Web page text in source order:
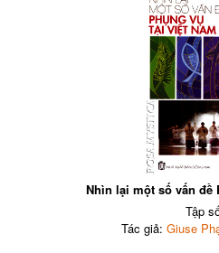
Nhìn lại một số vấn đề
Tập
Tác giả:Giuse